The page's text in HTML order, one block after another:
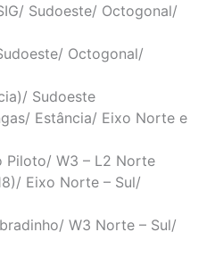
Sudoeste/ Octogonal/
Octogonal/
Sudoeste
Estância/ Eixo Norte e
Piloto/ W3 – L2 Norte
Eixo Norte – Sul/
W3 Norte – Sul/